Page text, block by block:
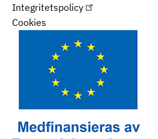
Integritetspolicy
Cookies